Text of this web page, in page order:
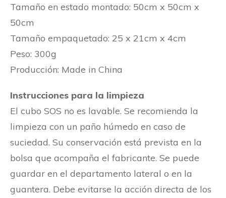
Tamaño en estado montado: 50cm x 50cm x
50cm
Tamaño empaquetado: 25 x 21cm x 4cm
Peso: 300g
Producción: Made in China
Instrucciones para la limpieza
El cubo SOS no es lavable. Se recomienda la
limpieza con un paño húmedo en caso de
suciedad. Su conservación está prevista en la
bolsa que acompaña el fabricante. Se puede
guardar en el departamento lateral o en la
guantera. Debe evitarse la acción directa de los